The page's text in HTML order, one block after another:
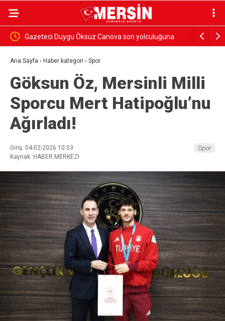
Gazeteci Duygu Öksüz Canova son yolculuğuna
uğurlandı
Ali
Ana Sayfa › Haber kategori › Spor
Göksun Öz, Mersinli Milli
Sporcu Mert Hatipoğlu’nu
Ağırladı!
Giriş: 04-02-2026 10:53
Kaynak: HABER MERKEZI
Spor